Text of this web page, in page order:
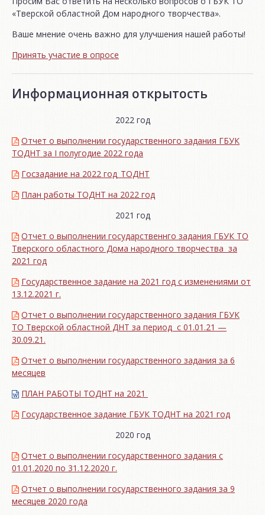
«Тверской областной Дом народного творчества».
Ваше мнение очень важно для улучшения нашей работы!
Принять участие в опросе
Информационная открытость
2022 год
Отчет о выполнении государственного задания ГБУК
ТОДНТ за I полугодие 2022 года
Госзадание на 2022 год_ТОДНТ
План работы ТОДНТ на 2022 год
2021 год
Отчет о выполнении государственнго задания ГБУК ТО
Тверского областного Дома народного творчества за
2021 год
Государственное задание на 2021 год с изменениями от
13.12.2021 г.
Отчет о выполнении государственного задания ГБУК
ТО Тверской областной ДНТ за период с 01.01.21 —
30.09.21.
Отчет о выполнении государственного задания за 6
месяцев
ПЛАН РАБОТЫ ТОДНТ на 2021
Государственное задание ГБУК ТОДНТ на 2021 год
2020 год
Отчет о выполнении государственного задания с
01.01.2020 по 31.12.2020 г.
Отчет о выполнении государственного задания за 9
месяцев 2020 года